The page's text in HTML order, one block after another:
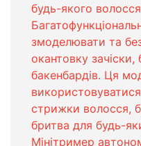
будь-якого волосся
змоделювати та
окантовку зачіски,
бакенбардів. Ця
стрижки волосся,
бритва для будь-
Мінітример